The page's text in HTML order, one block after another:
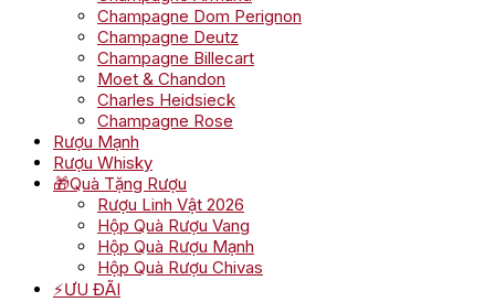
Champagne Dom Perignon
Champagne Deutz
Champagne Billecart
Moet & Chandon
Charles Heidsieck
Champagne Rose
Rượu Mạnh
Rượu Whisky
🎁Quà Tặng Rượu
Rượu Linh Vật 2026
Hộp Quà Rượu Vang
Hộp Quà Rượu Mạnh
Hộp Quà Rượu Chivas
⚡ƯU ĐÃI